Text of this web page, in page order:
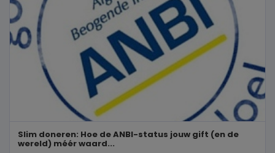
Slim doneren: Hoe de ANBI-status jouw gift (en de
wereld) méér waard...